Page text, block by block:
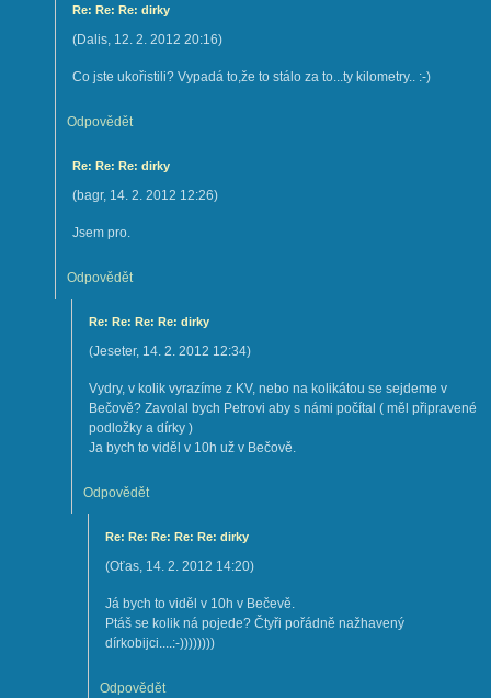
Re: Re: Re: dirky
(Dalis, 12. 2. 2012 20:16)
Co jste ukořistili? Vypadá to,že to stálo za to...ty kilometry.. :-)
Odpovědět
Re: Re: Re: dirky
(bagr, 14. 2. 2012 12:26)
Jsem pro.
Odpovědět
Re: Re: Re: Re: dirky
(Jeseter, 14. 2. 2012 12:34)
Vydry, v kolik vyrazíme z KV, nebo na kolikátou se sejdeme v
Bečově? Zavolal bych Petrovi aby s námi počítal ( měl připravené
podložky a dírky )
Ja bych to viděl v 10h už v Bečově.
Odpovědět
Re: Re: Re: Re: Re: dirky
(Oťas, 14. 2. 2012 14:20)
Já bych to viděl v 10h v Bečevě.
Ptáš se kolik ná pojede? Čtyři pořádně nažhavený
dírkobijci....:-))))))))
Odpovědět